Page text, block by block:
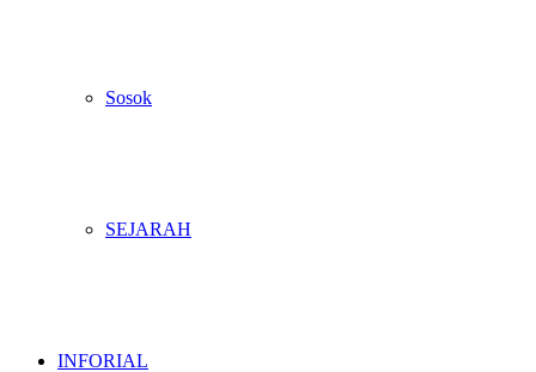
Sosok
SEJARAH
INFORIAL